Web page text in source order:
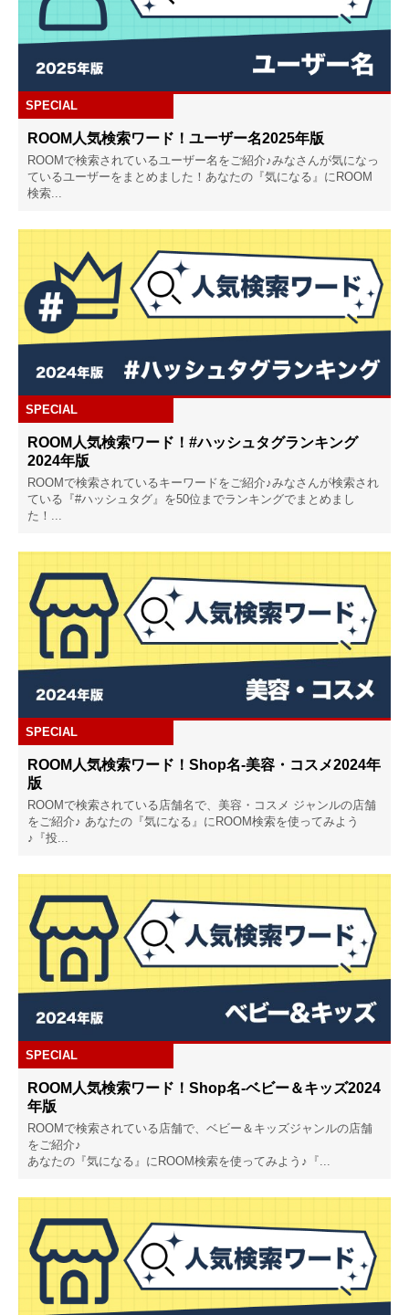
SPECIAL
ROOM人気検索ワード！ユーザー名2025年版
ROOMで検索されているユーザー名をご紹介♪みなさんが気になっ
ているユーザーをまとめました！あなたの『気になる』にROOM
検索...
SPECIAL
ROOM人気検索ワード！#ハッシュタグランキング
2024年版
ROOMで検索されているキーワードをご紹介♪みなさんが検索され
ている『#ハッシュタグ』を50位までランキングでまとめまし
た！...
SPECIAL
ROOM人気検索ワード！Shop名-美容・コスメ2024年
版
ROOMで検索されている店舗名で、美容・コスメ ジャンルの店舗
をご紹介♪ あなたの『気になる』にROOM検索を使ってみよう
♪『投...
SPECIAL
ROOM人気検索ワード！Shop名-ベビー＆キッズ2024
年版
ROOMで検索されている店舗で、ベビー＆キッズジャンルの店舗
をご紹介♪
あなたの『気になる』にROOM検索を使ってみよう♪『...